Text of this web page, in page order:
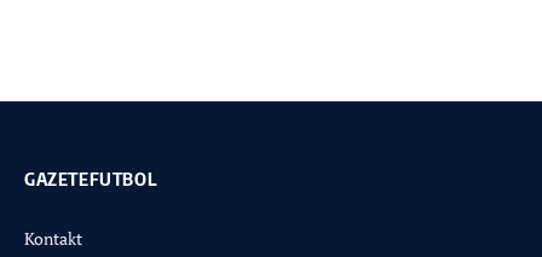
GAZETEFUTBOL
Kontakt